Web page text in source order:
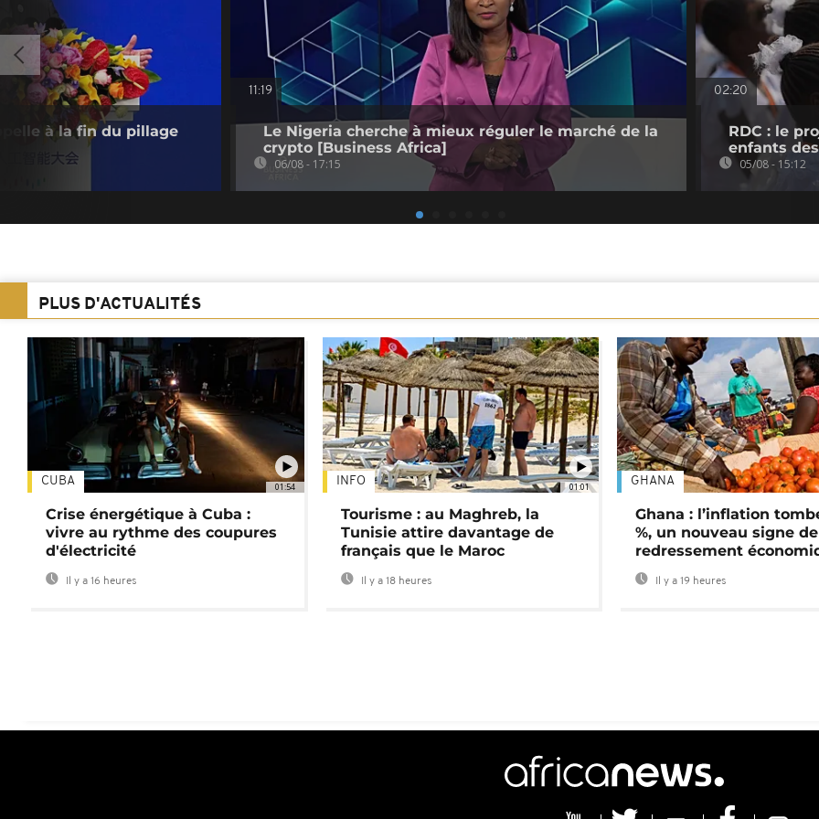
à la fin du pillage
11:19
Le Nigeria cherche à mieux réguler le marché de la
crypto [Business Africa]
06/08 - 17:15
02:20
RDC : le
enfants
05/08 - 15:12
PLUS D'ACTUALITÉS
01:54
CUBA
Crise énergétique à Cuba :
vivre au rythme des coupures
d'électricité
Il y a 16 heures
01:01
INFO
Tourisme : au Maghreb, la
Tunisie attire davantage de
français que le Maroc
Il y a 18 heures
GHANA
Ghana : l’inflation
%, un nouveau signe de
redressement
Il y a 19 heures